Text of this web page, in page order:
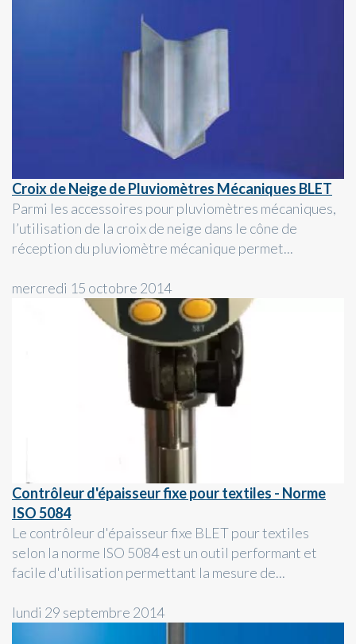
Croix de Neige de Pluviomètres Mécaniques BLET
Parmi les accessoires pour pluviomètres mécaniques,
l’utilisation de la croix de neige dans le cône de
réception du pluviomètre mécanique permet...
mercredi 15 octobre 2014
Contrôleur d'épaisseur fixe pour textiles - Norme
ISO 5084
Le contrôleur d'épaisseur fixe BLET pour textiles
selon la norme ISO 5084 est un outil performant et
facile d'utilisation permettant la mesure de...
lundi 29 septembre 2014